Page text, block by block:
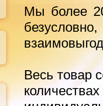
Мы более
Весь товар